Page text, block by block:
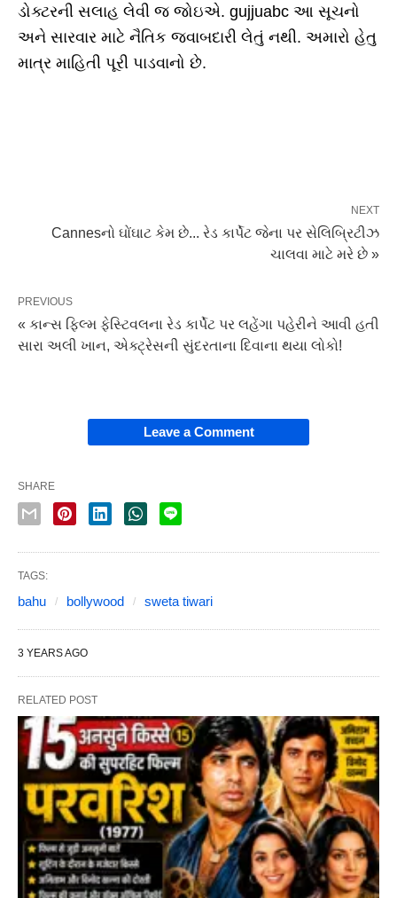
ડોક્ટરની સલાહ લેવી જ જોઇએ. gujjuabc આ સૂચનો
અને સારવાર માટે નૈતિક જવાબદારી લેતું નથી. અમારો હેતુ
માત્ર માહિતી પૂરી પાડવાનો છે.
NEXT
Cannesનો ઘોંઘાટ કેમ છે... રેડ કાર્પેટ જેના પર સેલિબ્રિટીઝ
ચાલવા માટે મરે છે »
PREVIOUS
« કાન્સ ફિલ્મ ફેસ્ટિવલના રેડ કાર્પેટ પર લહેંગા પહેરીને આવી હતી
સારા અલી ખાન, એક્ટ્રેસની સુંદરતાના દિવાના થયા લોકો!
Leave a Comment
SHARE
TAGS:
bahu bollywood sweta tiwari
3 YEARS AGO
RELATED POST